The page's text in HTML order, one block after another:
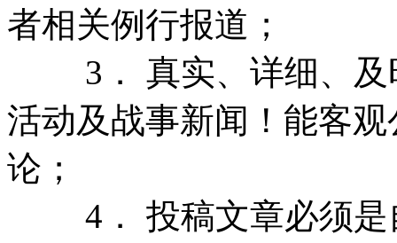
者相关例行报道；
3． 真实、详细、及
活动及战事新闻！能客
论；
4． 投稿文章必须是